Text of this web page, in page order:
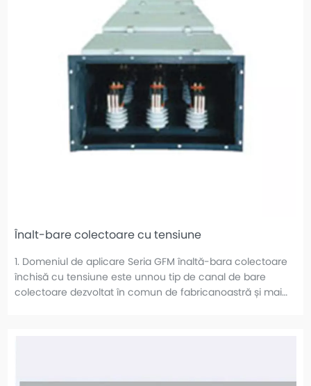
Înalt-bare colectoare cu tensiune
1. Domeniul de aplicare Seria GFM înaltă-bara colectoare
închisă cu tensiune este unnou tip de canal de bare
colectoare dezvoltat în comun de fabricanoastră și mai